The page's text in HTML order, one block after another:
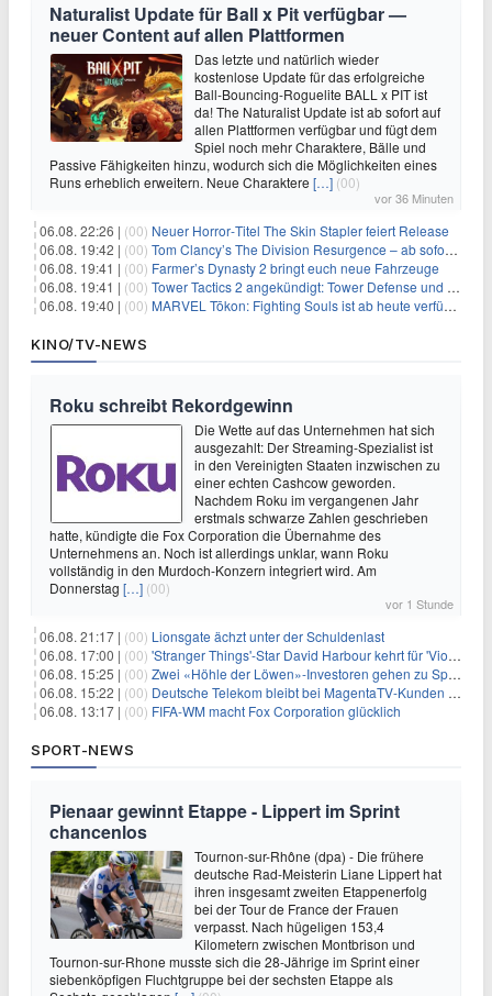
Naturalist Update für Ball x Pit verfügbar —
neuer Content auf allen Plattformen
Das letzte und natürlich wieder
kostenlose Update für das erfolgreiche
Ball-Bouncing-Roguelite BALL x PIT ist
da! The Naturalist Update ist ab sofort auf
allen Plattformen verfügbar und fügt dem
Spiel noch mehr Charaktere, Bälle und
Passive Fähigkeiten hinzu, wodurch sich die Möglichkeiten eines
Runs erheblich erweitern. Neue Charaktere […] (00)
vor 36 Minuten
06.08. 22:26 | (00) Neuer Horror‑Titel The Skin Stapler feiert Release
06.08. 19:42 | (00) Tom Clancy’s The Division Resurgence – ab sofort für euch verfügbar
06.08. 19:41 | (00) Farmer’s Dynasty 2 bringt euch neue Fahrzeuge
06.08. 19:41 | (00) Tower Tactics 2 angekündigt: Tower Defense und Deckbuilding Kombo kehrt zurück
06.08. 19:40 | (00) MARVEL Tōkon: Fighting Souls ist ab heute verfügbar
KINO/TV-NEWS
Roku schreibt Rekordgewinn
Die Wette auf das Unternehmen hat sich
ausgezahlt: Der Streaming-Spezialist ist
in den Vereinigten Staaten inzwischen zu
einer echten Cashcow geworden.
Nachdem Roku im vergangenen Jahr
erstmals schwarze Zahlen geschrieben
hatte, kündigte die Fox Corporation die Übernahme des
Unternehmens an. Noch ist allerdings unklar, wann Roku
vollständig in den Murdoch-Konzern integriert wird. Am
Donnerstag […] (00)
vor 1 Stunde
06.08. 21:17 | (00) Lionsgate ächzt unter der Schuldenlast
06.08. 17:00 | (00) 'Stranger Things'-Star David Harbour kehrt für 'Violent Night 2' zurück – Kristen Bell stößt zur Besetzung
06.08. 15:25 | (00) Zwei «Höhle der Löwen»-Investoren gehen zu Springer
06.08. 15:22 | (00) Deutsche Telekom bleibt bei MagentaTV-Kunden vage
06.08. 13:17 | (00) FIFA-WM macht Fox Corporation glücklich
SPORT-NEWS
Pienaar gewinnt Etappe - Lippert im Sprint
chancenlos
Tournon-sur-Rhône (dpa) - Die frühere
deutsche Rad-Meisterin Liane Lippert hat
ihren insgesamt zweiten Etappenerfolg
bei der Tour de France der Frauen
verpasst. Nach hügeligen 153,4
Kilometern zwischen Montbrison und
Tournon-sur-Rhone musste sich die 28-Jährige im Sprint einer
siebenköpfigen Fluchtgruppe bei der sechsten Etappe als